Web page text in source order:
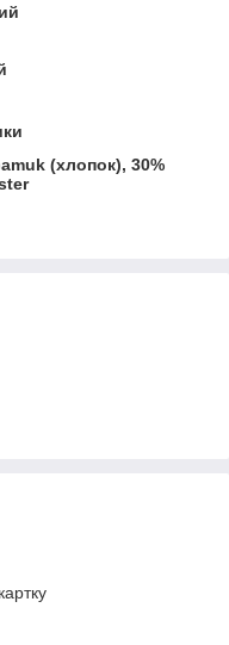
(хлопок), 30%